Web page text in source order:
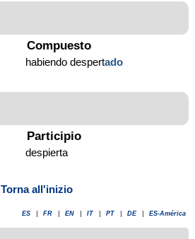
Compuesto
habiendo despertado
Participio
despierta
Torna all'inizio
ES FR EN IT PT DE ES-América